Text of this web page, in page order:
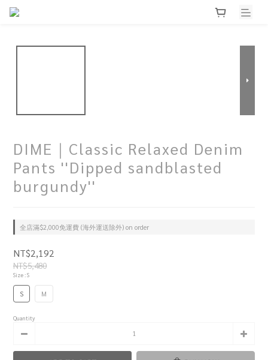
DIME｜Classic Relaxed Denim
Pants ''Dipped sandblasted
burgundy''
全店滿$2,000免運費 (海外運送除外) on order
NT$2,192
NT$5,480
Size: S
S M
Quantity